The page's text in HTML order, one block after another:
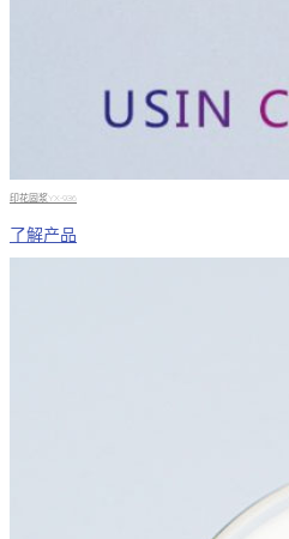
印花固浆YX-936
了解产品